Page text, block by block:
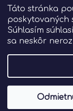
Táto stránka
poskytovaných
Súhlasím
sa neskôr
Zásady
O nás
FAQ
Copyright